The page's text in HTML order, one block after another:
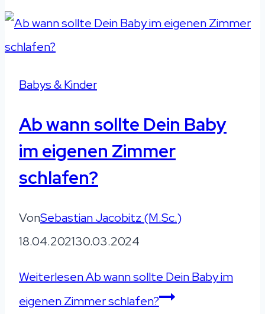
Babys & Kinder
Ab wann sollte Dein Baby
im eigenen Zimmer
schlafen?
VonSebastian Jacobitz (M.Sc.)
18.04.202130.03.2024
WeiterlesenAb wann sollte Dein Baby im
eigenen Zimmer schlafen?